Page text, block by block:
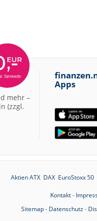
mehr –
(zzgl.
Apps
Aktien ATX DAX EuroStoxx 50
Kontakt-
Sitemap- Datenschutz-